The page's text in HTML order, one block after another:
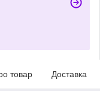
товар Доставка